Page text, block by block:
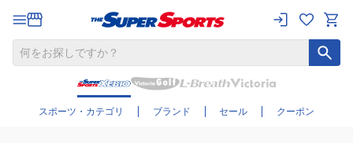
スポーツ・カテゴリ ブランド セール クーポン
さらに絞り込む